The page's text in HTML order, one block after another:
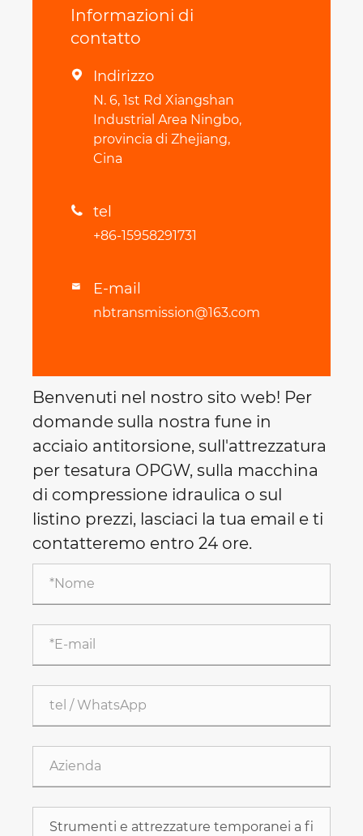
Informazioni di
contatto
 Indirizzo
N. 6, 1st Rd Xiangshan
Industrial Area Ningbo,
provincia di Zhejiang,
Cina
 tel
+86-15958291731
 E-mail
nbtransmission@163.com
Benvenuti nel nostro sito web! Per
domande sulla nostra fune in
acciaio antitorsione, sull'attrezzatura
per tesatura OPGW, sulla macchina
di compressione idraulica o sul
listino prezzi, lasciaci la tua email e ti
contatteremo entro 24 ore.